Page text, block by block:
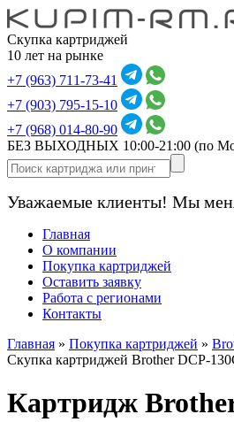
Скупка картриджей
10 лет на рынке
+7 (963) 711-73-41
+7 (903) 795-15-10
+7 (968) 014-80-90
БЕЗ ВЫХОДНЫХ 10:00-21:00 (по
Уважаемые клиенты! Мы
Главная
О компании
Покупка картриджей
Оставить заявку
Работа с регионами
Контакты
Главная » Покупка картриджей »
Скупка картриджей Brother DCP-
Картридж